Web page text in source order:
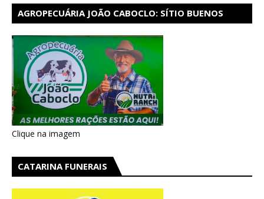
AGROPECUÁRIA JOÃO CABOCLO: SÍTIO BUENOS
Clique na imagem
CATARINA FUNERAIS